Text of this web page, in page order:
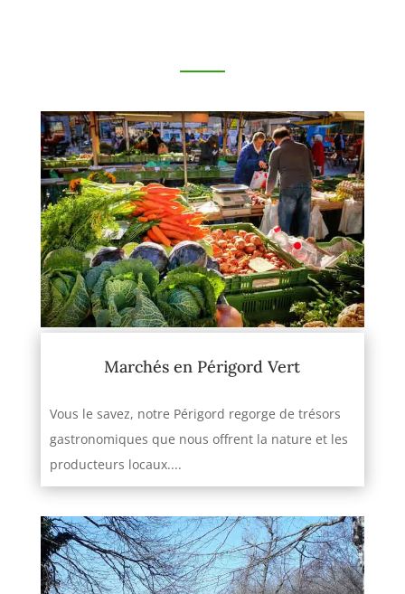
Marchés en Périgord Vert
Vous le savez, notre Périgord regorge de trésors
gastronomiques que nous offrent la nature et les
producteurs locaux....